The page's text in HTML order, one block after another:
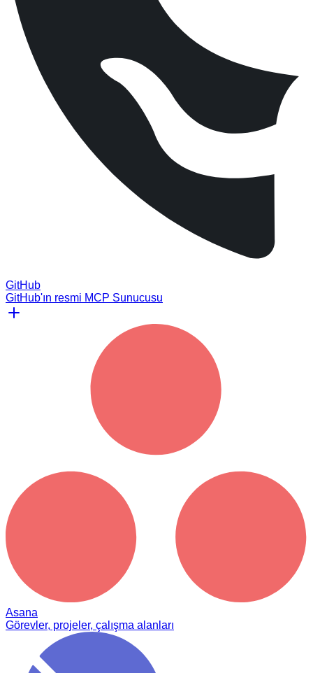
GitHub
GitHub'ın resmi MCP Sunucusu
Asana
Görevler, projeler, çalışma alanları